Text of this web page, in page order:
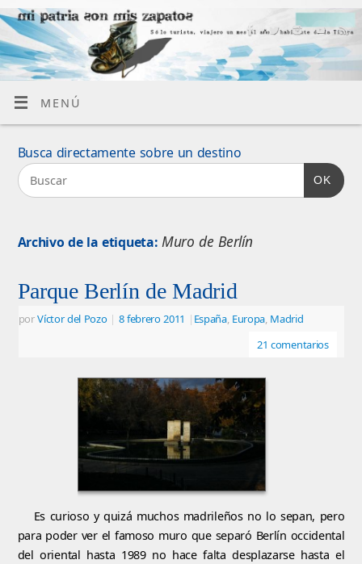
MENÚ
Busca directamente sobre un destino
OK
Archivo de la etiqueta: Muro de Berlín
Parque Berlín de Madrid
porVíctor del Pozo | 8 febrero 2011 | España, Europa Madrid
21 comentarios
Es curioso y quizá muchos madrileños no lo sepan, pero
para poder ver el famoso muro que separó Berlín occidental
del oriental hasta 1989 no hace falta desplazarse hasta el